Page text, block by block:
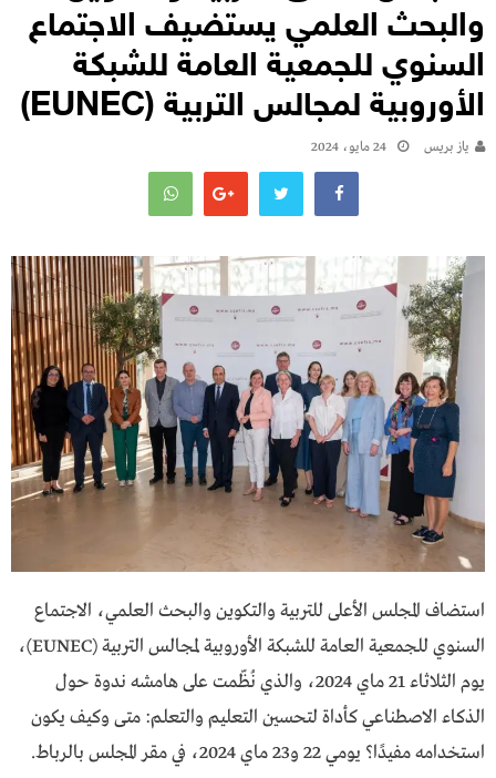
والبحث العلمي يستضيف الاجتماع
السنوي للجمعية العامة للشبكة
الأوروبية لمجالس التربية (EUNEC)
يـاز بريـس 24 مايو، 2024
استضاف المجلس الأعلى للتربية والتكوين والبحث العلمي، الاجتماع
السنوي للجمعية العامة للشبكة الأوروبية لمجالس التربية (EUNEC)،
يوم الثلاثاء 21 ماي 2024، والذي نُظّمت على هامشه ندوة حول
الذكاء الاصطناعي كأداة لتحسين التعليم والتعلم: متى وكيف يكون
استخدامه مفيدًا؟ يومي 22 و23 ماي 2024، في مقر المجلس بالرباط.